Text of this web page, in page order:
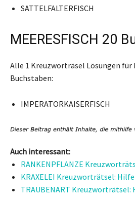
SATTELFALTERFISCH
MEERESFISCH 20
Alle 1 Kreuzworträsel Lösungen für
Buchstaben:
IMPERATORKAISERFISCH
Auch interessant:
RANKENPFLANZE
KRAXELEI Kreuzworträtsel:
TRAUBENART Kreuzworträtsel: